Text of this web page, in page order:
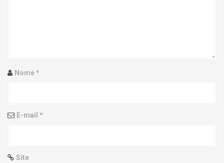
i
n
Nome*
E-mail *
Site